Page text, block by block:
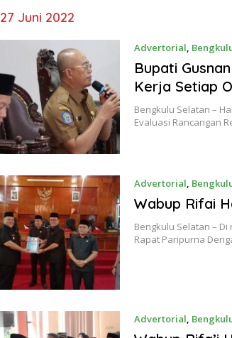
27 Juni 2022
Advertorial,
Bupati
Kerja Setiap
Bengkulu Selatan –
Evaluasi Rancangan
Advertorial,
Wabup Rifai
Bengkulu Selatan –
Rapat Paripurna
Advertorial,